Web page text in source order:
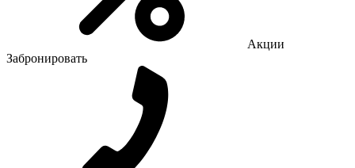
Акции
Забронировать